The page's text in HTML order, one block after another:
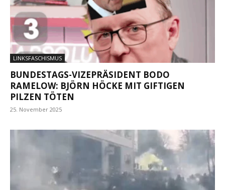
LINKSFASCHISMUS
BUNDESTAGS-VIZEPRÄSIDENT BODO
RAMELOW: BJÖRN HÖCKE MIT GIFTIGEN
PILZEN TÖTEN
25. November 2025